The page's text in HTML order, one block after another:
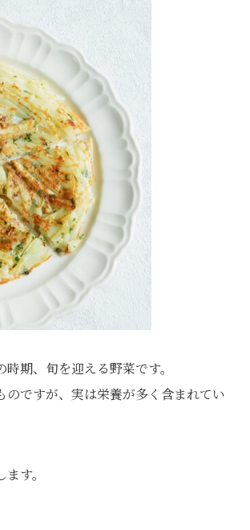
期、旬を迎える野菜です。
ですが、実は栄養が多く含まれてい
す。